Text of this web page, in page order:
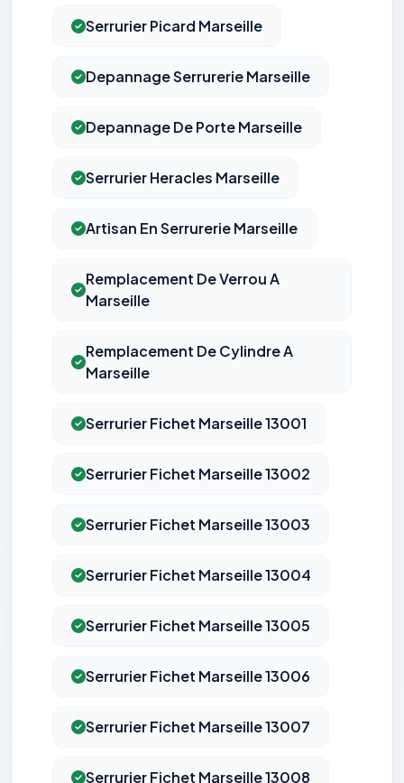
Serrurier Picard Marseille
Depannage Serrurerie Marseille
Depannage De Porte Marseille
Serrurier Heracles Marseille
Artisan En Serrurerie Marseille
Remplacement De Verrou A
Marseille
Remplacement De Cylindre A
Marseille
Serrurier Fichet Marseille 13001
Serrurier Fichet Marseille 13002
Serrurier Fichet Marseille 13003
Serrurier Fichet Marseille 13004
Serrurier Fichet Marseille 13005
Serrurier Fichet Marseille 13006
Serrurier Fichet Marseille 13007
Serrurier Fichet Marseille 13008